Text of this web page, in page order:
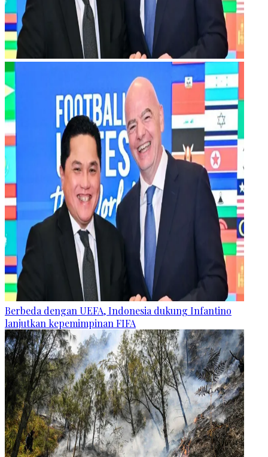
Berbeda dengan UEFA, Indonesia dukung Infantino
lanjutkan kepemimpinan FIFA